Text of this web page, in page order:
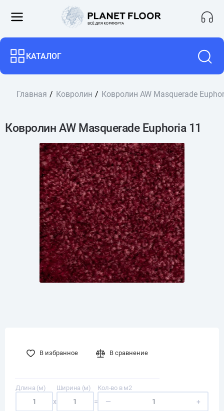
КАТАЛОГ
Главная Ковролин Ковролин AW Masquerade
Ковролин AW Masquerade Euphoria 11
В избранное В сравнение
Длина (м)
x
Ширина (м)
=
Кол-во в м2
—
+